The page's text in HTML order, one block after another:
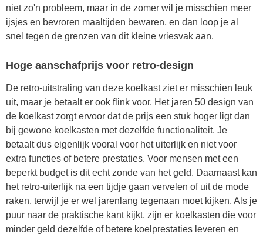
niet zo'n probleem, maar in de zomer wil je misschien meer
ijsjes en bevroren maaltijden bewaren, en dan loop je al
snel tegen de grenzen van dit kleine vriesvak aan.
Hoge aanschafprijs voor retro-design
De retro-uitstraling van deze koelkast ziet er misschien leuk
uit, maar je betaalt er ook flink voor. Het jaren 50 design van
de koelkast zorgt ervoor dat de prijs een stuk hoger ligt dan
bij gewone koelkasten met dezelfde functionaliteit. Je
betaalt dus eigenlijk vooral voor het uiterlijk en niet voor
extra functies of betere prestaties. Voor mensen met een
beperkt budget is dit echt zonde van het geld. Daarnaast kan
het retro-uiterlijk na een tijdje gaan vervelen of uit de mode
raken, terwijl je er wel jarenlang tegenaan moet kijken. Als je
puur naar de praktische kant kijkt, zijn er koelkasten die voor
minder geld dezelfde of betere koelprestaties leveren en